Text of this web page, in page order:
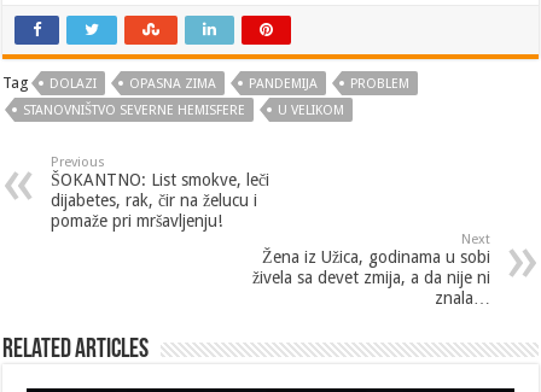
Tag DOLAZI OPASNA ZIMA PANDEMIJA
PROBLEM
STANOVNIŠTVO SEVERNE HEMISFERE
U VELIKOM
Previous
ŠOKANTNO: List smokve, leči
dijabetes, rak, čir na želucu i
pomaže pri mršavljenju!
Next
Žena iz Užica, godinama u sobi
živela sa devet zmija, a da nije ni
znala…
Related Articles